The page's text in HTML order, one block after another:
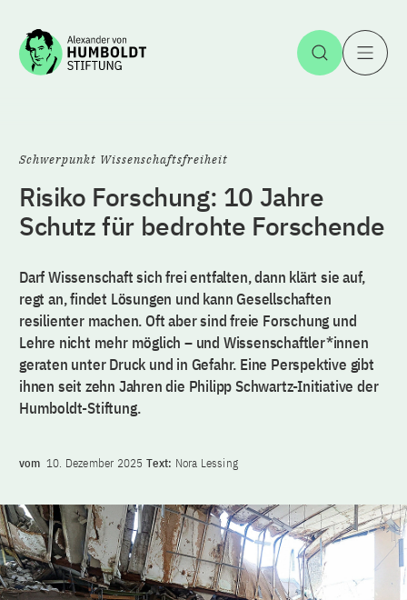
Zum Inhalt springen Suche
Schwerpunkt Wissenschaftsfreiheit
Risiko Forschung: 10 Jahre
Schutz für bedrohte Forschende
Darf Wissenschaft sich frei entfalten, dann klärt sie auf,
regt an, findet Lösungen und kann Gesellschaften
resilienter machen. Oft aber sind freie Forschung und
Lehre nicht mehr möglich – und Wissenschaftler*innen
geraten unter Druck und in Gefahr. Eine Perspektive gibt
ihnen seit zehn Jahren die Philipp Schwartz-Initiative der
Humboldt-Stiftung.
vom 10. Dezember 2025 Text: Nora Lessing